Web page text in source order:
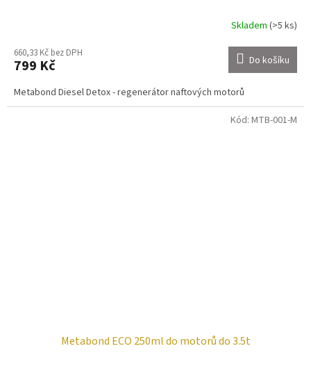
Skladem (>5 ks)
660,33 Kč bez DPH
799 Kč Do košíku
Metabond Diesel Detox - regenerátor naftových motorů
Metabond ECO 250ml do motorů do 3.5t
Kód: MTB-001-M